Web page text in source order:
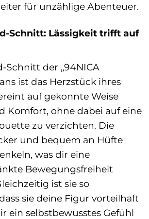
für unzählige Abenteuer.
Schnitt: Lässigkeit trifft auf
Schnitt der „94NICA
ist das Herzstück ihres
auf gekonnte Weise
Komfort, ohne dabei auf eine
zu verzichten. Die
und bequem an Hüfte
was dir eine
Bewegungsfreiheit
ist sie so
sie deine Figur vorteilhaft
ein selbstbewusstes Gefühl